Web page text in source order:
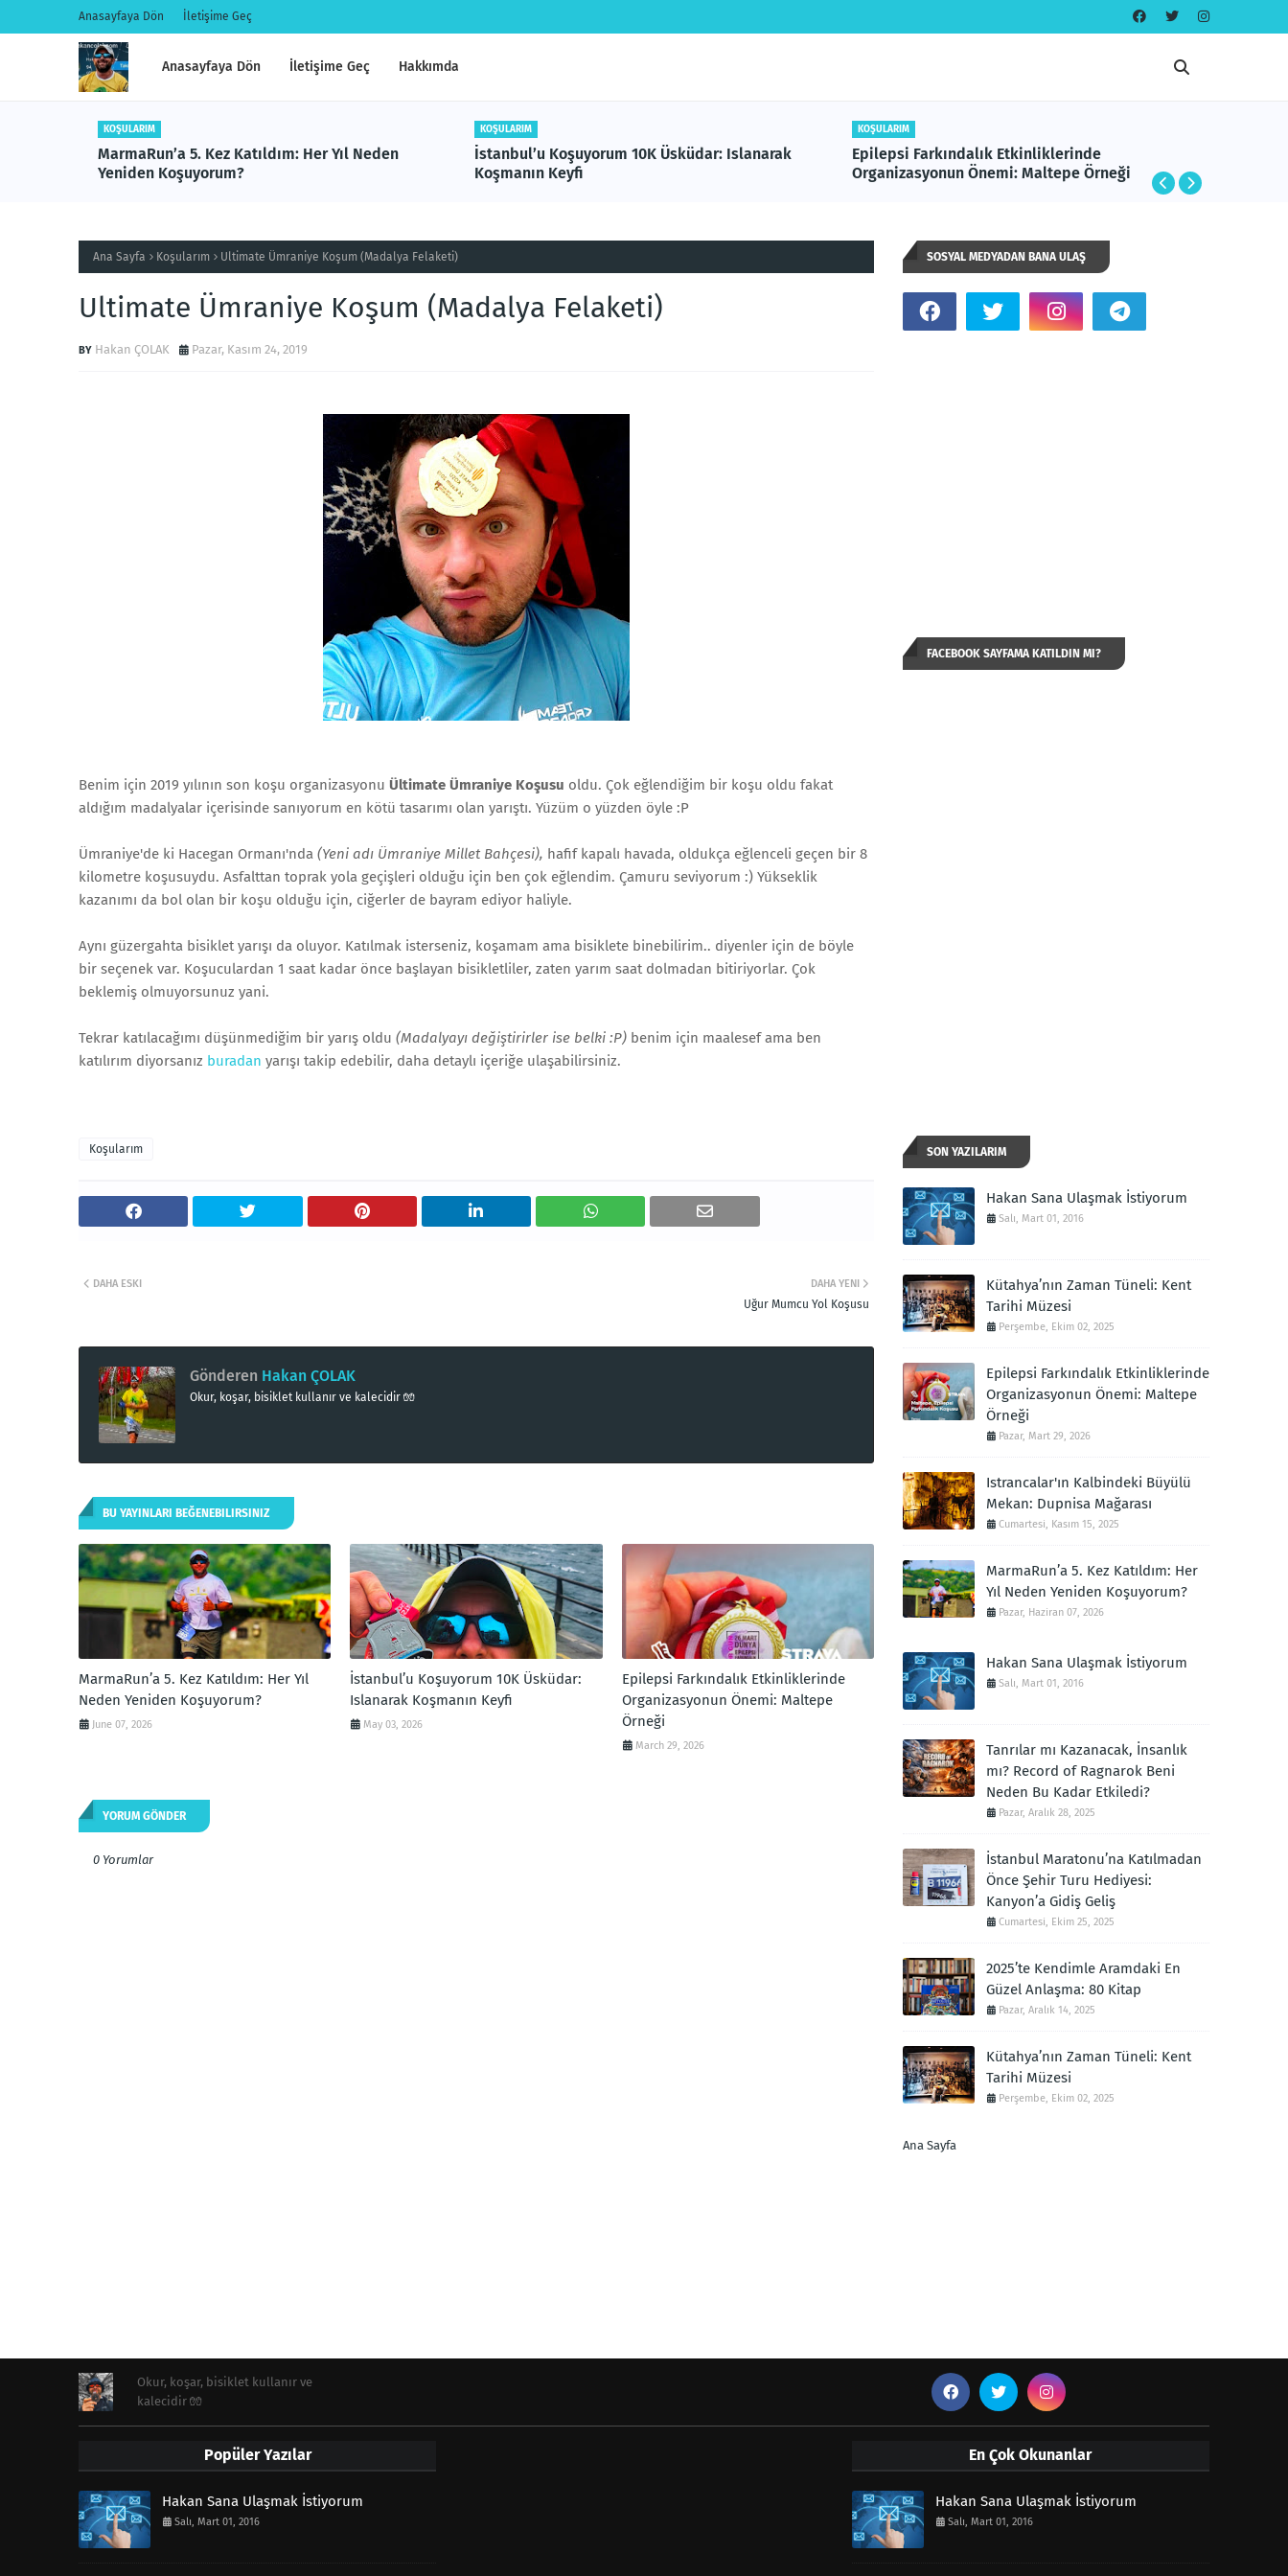
Anasayfaya Dön İletişime Geç
Anasayfaya Dön İletişime Geç Hakkımda
İstanbul’u Koşuyorum 10K Üsküdar: Islanarak
Koşmanın Keyfi
Epilepsi Farkındalık Etkinliklerinde
Organizasyonun Önemi: Maltepe Örneği
Beykoz Spor Ormanı’nda Mor Koşu: Epilepsi
Farkındalığıyla Dolu Unutulmaz Bir Akşam
Ana Sayfa Koşularım Ultimate Ümraniye Koşum (Madalya Felaketi)
Ultimate Ümraniye Koşum (Madalya Felaketi)
Hakan ÇOLAK Pazar, Kasım 24, 2019
Benim için 2019 yılının son koşu organizasyonu Ültimate Ümraniye Koşusu oldu. Çok eğlendiğim bir koşu oldu fakat
aldığım madalyalar içerisinde sanıyorum en kötü tasarımı olan yarıştı. Yüzüm o yüzden öyle :P
Ümraniye'de ki Hacegan Ormanı'nda (Yeni adı Ümraniye Millet Bahçesi), hafif kapalı havada, oldukça eğlenceli geçen bir 8
kilometre koşusuydu. Asfalttan toprak yola geçişleri olduğu için ben çok eğlendim. Çamuru seviyorum :) Yükseklik
kazanımı da bol olan bir koşu olduğu için, ciğerler de bayram ediyor haliyle.
Aynı güzergahta bisiklet yarışı da oluyor. Katılmak isterseniz, koşamam ama bisiklete binebilirim.. diyenler için de böyle
bir seçenek var. Koşuculardan 1 saat kadar önce başlayan bisikletliler, zaten yarım saat dolmadan bitiriyorlar. Çok
beklemiş olmuyorsunuz yani.
Tekrar katılacağımı düşünmediğim bir yarış oldu (Madalyayı değiştirirler ise belki :P) benim için maalesef ama ben
katılırım diyorsanız buradan yarışı takip edebilir, daha detaylı içeriğe ulaşabilirsiniz.
Koşularım
DAHA YENI
Uğur Mumcu Yol Koşusu
DAHA ESKI
Gönderen Hakan ÇOLAK
Okur, koşar, bisiklet kullanır ve kalecidir 🧤
BU YAYINLARI BEĞENEBILIRSINIZ
MarmaRun’a 5. Kez Katıldım: Her Yıl
Neden Yeniden Koşuyorum?
June 07, 2026
İstanbul’u Koşuyorum 10K Üsküdar:
Islanarak Koşmanın Keyfi
May 03, 2026
Epilepsi Farkındalık Etkinliklerinde
Organizasyonun Önemi: Maltepe
Örneği
March 29, 2026
YORUM GÖNDER
0 Yorumlar
SOSYAL MEDYADAN BANA ULAŞ
FACEBOOK SAYFAMA KATILDIN MI?
SON YAZILARIM
Hakan Sana Ulaşmak İstiyorum
Salı, Mart 01, 2016
Kütahya’nın Zaman Tüneli: Kent
Tarihi Müzesi
Perşembe, Ekim 02, 2025
Epilepsi Farkındalık Etkinliklerinde
Organizasyonun Önemi: Maltepe
Örneği
Pazar, Mart 29, 2026
Istrancalar'ın Kalbindeki Büyülü
Mekan: Dupnisa Mağarası
Cumartesi, Kasım 15, 2025
MarmaRun’a 5. Kez Katıldım: Her
Yıl Neden Yeniden Koşuyorum?
Pazar, Haziran 07, 2026
Hakan Sana Ulaşmak İstiyorum
Salı, Mart 01, 2016
Tanrılar mı Kazanacak, İnsanlık
mı? Record of Ragnarok Beni
Neden Bu Kadar Etkiledi?
Pazar, Aralık 28, 2025
İstanbul Maratonu’na Katılmadan
Önce Şehir Turu Hediyesi:
Kanyon’a Gidiş Geliş
Cumartesi, Ekim 25, 2025
2025’te Kendimle Aramdaki En
Güzel Anlaşma: 80 Kitap
Pazar, Aralık 14, 2025
Kütahya’nın Zaman Tüneli: Kent
Tarihi Müzesi
Perşembe, Ekim 02, 2025
Ana Sayfa
Okur, koşar, bisiklet kullanır ve
kalecidir 🧤
Popüler Yazılar
Hakan Sana Ulaşmak İstiyorum
Salı, Mart 01, 2016
En Çok Okunanlar
Hakan Sana Ulaşmak İstiyorum
Salı, Mart 01, 2016